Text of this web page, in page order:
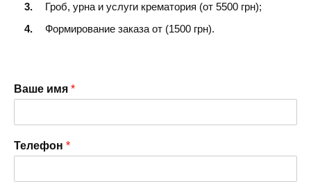
Гроб, урна и услуги крематория (от 5500 грн);
Формирование заказа от (1500 грн).
Ваше имя *
Телефон *